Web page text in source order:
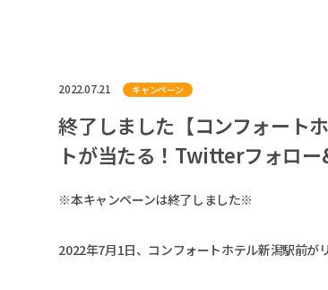
2022.07.21 キャンペーン
終了しました【コンフォート
トが当たる！Twitterフォロ
※本キャンペーンは終了しました※
2022年7月1日、コンフォートホテル新潟駅前が